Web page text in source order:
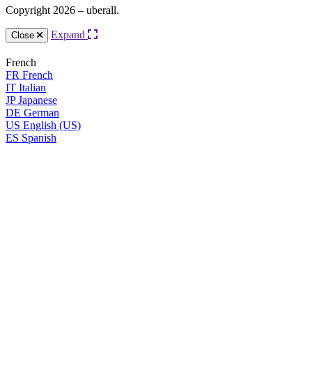
Copyright 2026 – uberall.
Close Expand
French
FR French
IT Italian
JP Japanese
DE German
US English (US)
ES Spanish